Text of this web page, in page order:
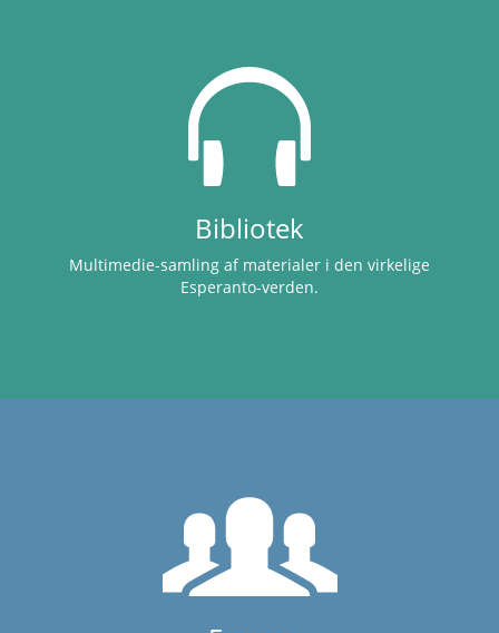
Bibliotek
Multimedie-samling af materialer i den virkelige
Esperanto-verden.